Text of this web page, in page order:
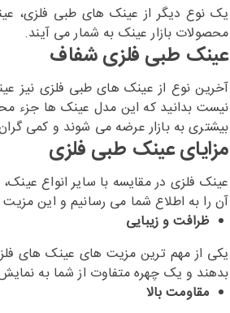
یک نوع دیگر از عینک های طبی فلزی،
محصولات بازار عینک به شمار می آیند.
عینک طبی فلزی شفاف
آخرین نوع از عینک های طبی فلزی نیز
نیست بدانید که این مدل عینک ها جزء
بیشتری به بازار عرضه می شوند و کمی
مزایای عینک طبی فلزی
عینک فلزی در مقایسه با سایر انواع
آن را به اطلاع شما می رسانیم و این مزیت
ظرافت و زیبایی
یکی از مهم ترین مزیت های عینک های
بدهند و یک چهره متفاوت از شما به نمایش
مقاومت بالا